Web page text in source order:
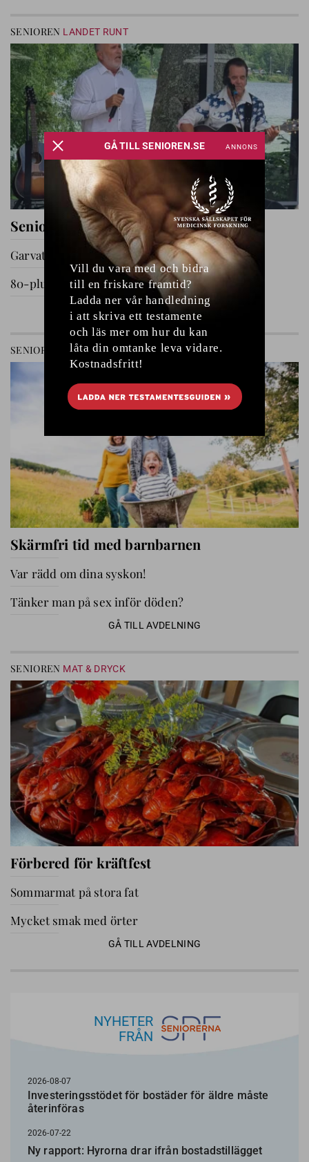
SENIOREN LANDET RUNT
Seniorernas dag i Katrineholm
Garvat i Ryssby
80-plussare på utflykt
GÅ TILL AVDELNING
SENIOREN RELATIONER
Skärmfri tid med barnbarnen
Var rädd om dina syskon!
Tänker man på sex inför döden?
GÅ TILL AVDELNING
SENIOREN MAT & DRYCK
Förbered för kräftfest
Sommarmat på stora fat
Mycket smak med örter
GÅ TILL AVDELNING
NYHETER
FRÅN
2026-08-07
Investeringsstödet för bostäder för äldre måste
återinföras
2026-07-22
Ny rapport: Hyrorna drar ifrån bostadstillägget